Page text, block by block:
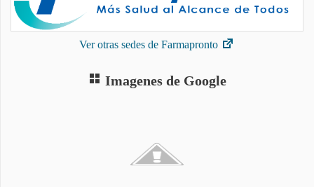
Ver otras sedes de Farmapronto
Imagenes de Google